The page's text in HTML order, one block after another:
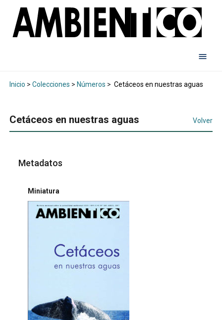
Inicio > Colecciones > Números > Cetáceos en nuestras aguas
Cetáceos en nuestras aguas Volver
Metadatos
Miniatura